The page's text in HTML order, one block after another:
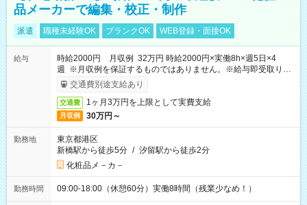
品メーカーで編集・校正・制作
派遣 職種未経験OK ブランクOK WEB登録・面接OK
給与
時給2000円 月収例 32万円 時給2000円×実働8h×週5日×4
週 ※月収例を保証するものではありません。※給与即受取りサ
ービス利用可（利用条件有）
交通費別途支給あり
交通費 1ヶ月3万円を上限として実費支給
月収例 30万円～
勤務地
東京都港区
新橋駅から徒歩5分 / 汐留駅から徒歩2分
化粧品メ－カ－
勤務時間 09:00-18:00（休憩60分）実働8時間（残業少なめ！）